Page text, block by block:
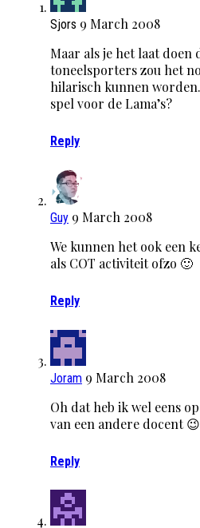
Sjors 9 March 2008
Maar als je het laat doen
toneelsporters zou het
hilarisch kunnen
spel voor de Lama’s?
Reply
Guy 9 March 2008
We kunnen het ook een
als COT activiteit ofzo 🙂
Reply
Joram 9 March 2008
Oh dat heb ik wel eens
van een andere docent 😉
Reply